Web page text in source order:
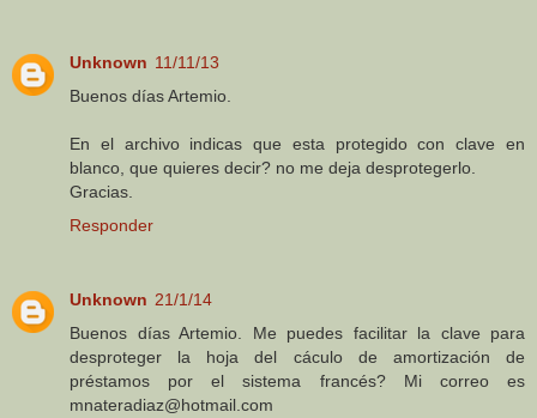
Unknown 11/11/13
Buenos días Artemio.
En el archivo indicas que esta protegido con clave en
blanco, que quieres decir? no me deja desprotegerlo.
Gracias.
Responder
Unknown 21/1/14
Buenos días Artemio. Me puedes facilitar la clave para
desproteger la hoja del cáculo de amortización de
préstamos por el sistema francés? Mi correo es
mnateradiaz@hotmail.com